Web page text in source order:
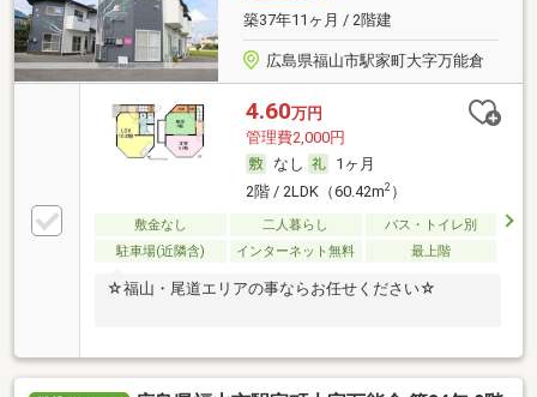
築37年11ヶ月 / 2階建
広島県福山市駅家町大字万能倉
4.60万円
管理費2,000円
なし
1ヶ月
2階 / 2LDK（60.42m2）
敷金なし 二人暮らし
バス・トイレ別
駐車場(近隣含)
インターネット無料 最上階
☆福山・尾道エリアの事ならお任せください☆